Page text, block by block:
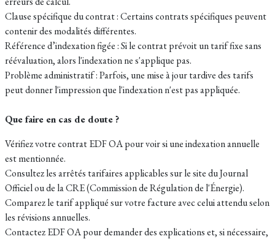
Clause spécifique du contrat : Certains contrats spécifiques peuvent
contenir des modalités différentes.
Référence d’indexation figée : Si le contrat prévoit un tarif fixe sans
réévaluation, alors l'indexation ne s'applique pas.
Problème administratif : Parfois, une mise à jour tardive des tarifs
peut donner l'impression que l'indexation n'est pas appliquée.
Que faire en cas de doute ?
Vérifiez votre contrat EDF OA pour voir si une indexation annuelle
est mentionnée.
Consultez les arrêtés tarifaires applicables sur le site du Journal
Officiel ou de la CRE (Commission de Régulation de l'Énergie).
Comparez le tarif appliqué sur votre facture avec celui attendu selon
les révisions annuelles.
Contactez EDF OA pour demander des explications et, si nécessaire,